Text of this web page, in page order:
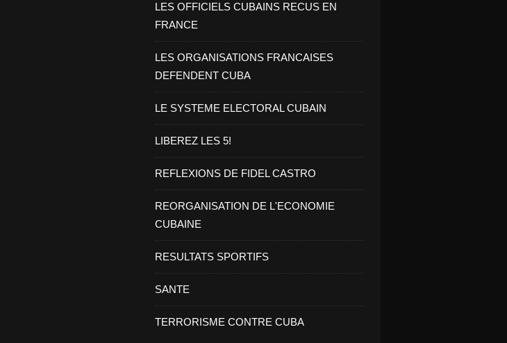
LES OFFICIELS CUBAINS RECUS EN
FRANCE
LES ORGANISATIONS FRANCAISES
DEFENDENT CUBA
LE SYSTEME ELECTORAL CUBAIN
LIBEREZ LES 5!
REFLEXIONS DE FIDEL CASTRO
REORGANISATION DE L'ECONOMIE
CUBAINE
RESULTATS SPORTIFS
SANTE
TERRORISME CONTRE CUBA